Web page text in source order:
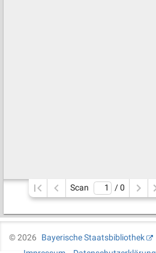
Scan / 0
©2026
Bayerische Staatsbibliothek